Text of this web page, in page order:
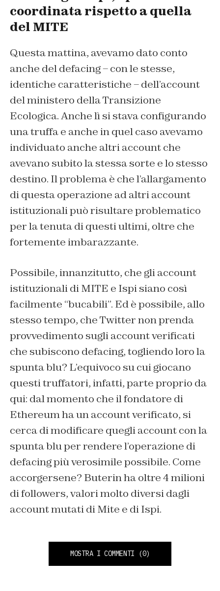
coordinata rispetto a quella
del MITE
Questa mattina, avevamo dato conto
anche del defacing – con le stesse,
identiche caratteristiche – dell’account
del ministero della Transizione
Ecologica. Anche lì si stava configurando
una truffa e anche in quel caso avevamo
individuato anche altri account che
avevano subito la stessa sorte e lo stesso
destino. Il problema è che l’allargamento
di questa operazione ad altri account
istituzionali può risultare problematico
per la tenuta di questi ultimi, oltre che
fortemente imbarazzante.
Possibile, innanzitutto, che gli account
istituzionali di MITE e Ispi siano così
facilmente “bucabili”. Ed è possibile, allo
stesso tempo, che Twitter non prenda
provvedimento sugli account verificati
che subiscono defacing, togliendo loro la
spunta blu? L’equivoco su cui giocano
questi truffatori, infatti, parte proprio da
qui: dal momento che il fondatore di
Ethereum ha un account verificato, si
cerca di modificare quegli account con la
spunta blu per rendere l’operazione di
defacing più verosimile possibile. Come
accorgersene? Buterin ha oltre 4 milioni
di followers, valori molto diversi dagli
account mutati di Mite e di Ispi.
MOSTRA I COMMENTI (0)